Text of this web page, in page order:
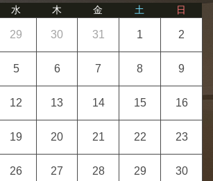
水 木 金 土 日
29 30 31 1 2
5 6 7 8 9
12 13 14 15 16
19 20 21 22 23
26 27 28 29 30